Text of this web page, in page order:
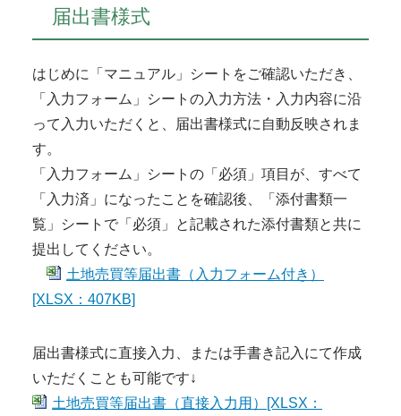
届出書様式
はじめに「マニュアル」シートをご確認いただき、
「入力フォーム」シートの入力方法・入力内容に沿
って入力いただくと、届出書様式に自動反映されま
す。
「入力フォーム」シートの「必須」項目が、すべて
「入力済」になったことを確認後、「添付書類一
覧」シートで「必須」と記載された添付書類と共に
提出してください。
土地売買等届出書（入力フォーム付き）
[XLSX：407KB]
届出書様式に直接入力、または手書き記入にて作成
いただくことも可能です↓
土地売買等届出書（直接入力用）[XLSX：